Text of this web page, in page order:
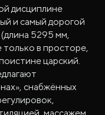
дисциплине
и самый дорогой
5295 мм,
только в просторе,
царский.
снабжённых